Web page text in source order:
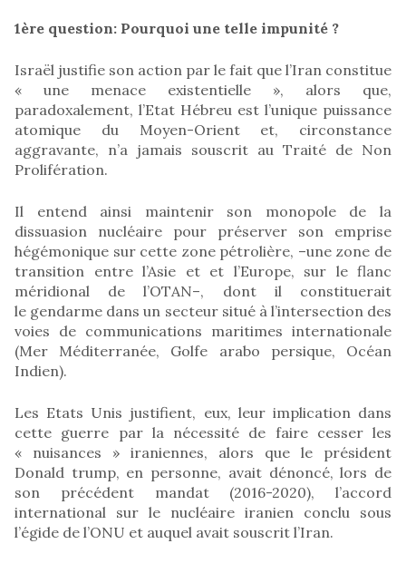
1ère question: Pourquoi une telle impunité ?
Israël justifie son action par le fait que l’Iran constitue
« une menace existentielle », alors que,
paradoxalement, l’Etat Hébreu est l’unique puissance
atomique du Moyen-Orient et, circonstance
aggravante, n’a jamais souscrit au Traité de Non
Prolifération.
Il entend ainsi maintenir son monopole de la
dissuasion nucléaire pour préserver son emprise
hégémonique sur cette zone pétrolière, –une zone de
transition entre l’Asie et et l’Europe, sur le flanc
méridional de l’OTAN–, dont il constituerait
le gendarme dans un secteur situé à l’intersection des
voies de communications maritimes internationale
(Mer Méditerranée, Golfe arabo persique, Océan
Indien).
Les Etats Unis justifient, eux, leur implication dans
cette guerre par la nécessité de faire cesser les
« nuisances » iraniennes, alors que le président
Donald trump, en personne, avait dénoncé, lors de
son précédent mandat (2016-2020), l’accord
international sur le nucléaire iranien conclu sous
l’égide de l’ONU et auquel avait souscrit l’Iran.